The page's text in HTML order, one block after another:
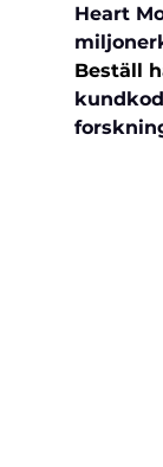
Heart
Beställ